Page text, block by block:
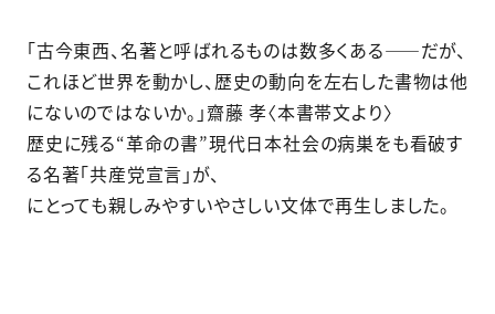
「古今東西、名著と呼ばれるものは数多くある――だが、
これほど世界を動かし、歴史の動向を左右した書物は他
にないのではないか。」齋藤 孝〈本書帯文より〉
歴史に残る“革命の書”現代日本社会の病巣をも看破す
る名著「共産党宣言」が、
にとっても親しみやすいやさしい文体で再生しました。